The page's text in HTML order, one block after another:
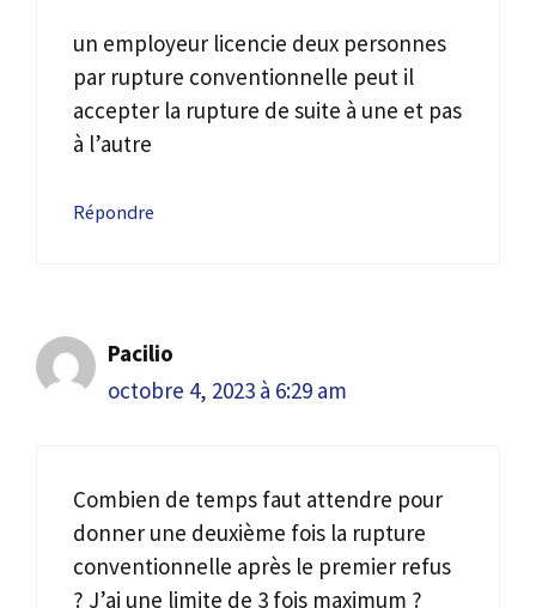
un employeur licencie deux personnes
par rupture conventionnelle peut il
accepter la rupture de suite à une et pas
à l’autre
Répondre
Pacilio
octobre 4, 2023 à 6:29 am
Combien de temps faut attendre pour
donner une deuxième fois la rupture
conventionnelle après le premier refus
? J’ai une limite de 3 fois maximum ?